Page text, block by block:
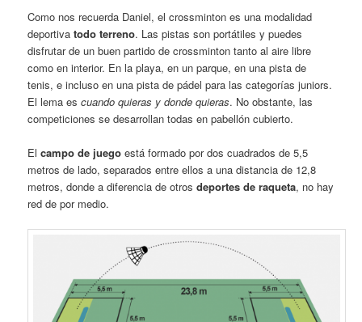
Como nos recuerda Daniel, el crossminton es una modalidad
deportivatodo terreno. Las pistas son portátiles y puedes
disfrutar de un buen partido de crossminton tanto al aire libre
como en interior. En la playa, en un parque, en una pista de
tenis, e incluso en una pista de pádel para las categorías juniors.
El lema escuando quieras y donde quieras. No obstante, las
competiciones se desarrollan todas en pabellón cubierto.
Elcampo de juego está formado por dos cuadrados de 5,5
metros de lado, separados entre ellos a una distancia de 12,8
metros, donde a diferencia de otrosdeportes de raqueta, no hay
red de por medio.